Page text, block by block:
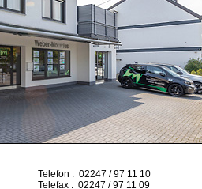
Telefon : 02247 / 97 11 10
Telefax : 02247 / 97 11 09